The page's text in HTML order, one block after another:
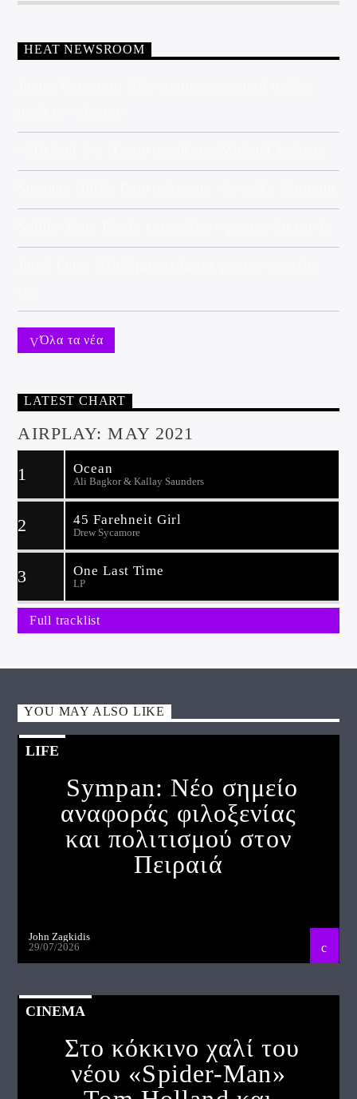
HEAT NEWSROOM
Όλα τα νέα
LATEST CHART
AIRPLAY: MAY 2021
1 Ocean
Ali Bagkor & Kallay Saunders
2 45 Farehneit Girl
Drew Sycamore
3 One Last Time
LP
Full tracklist
YOU MAY ALSO LIKE
LIFE
Sympan: Νέο σημείο
αναφοράς φιλοξενίας
και πολιτισμού στον
Πειραιά
John Zagkidis
29/07/2026
CINEMA
Στο κόκκινο χαλί του
νέου «Spider-Man»